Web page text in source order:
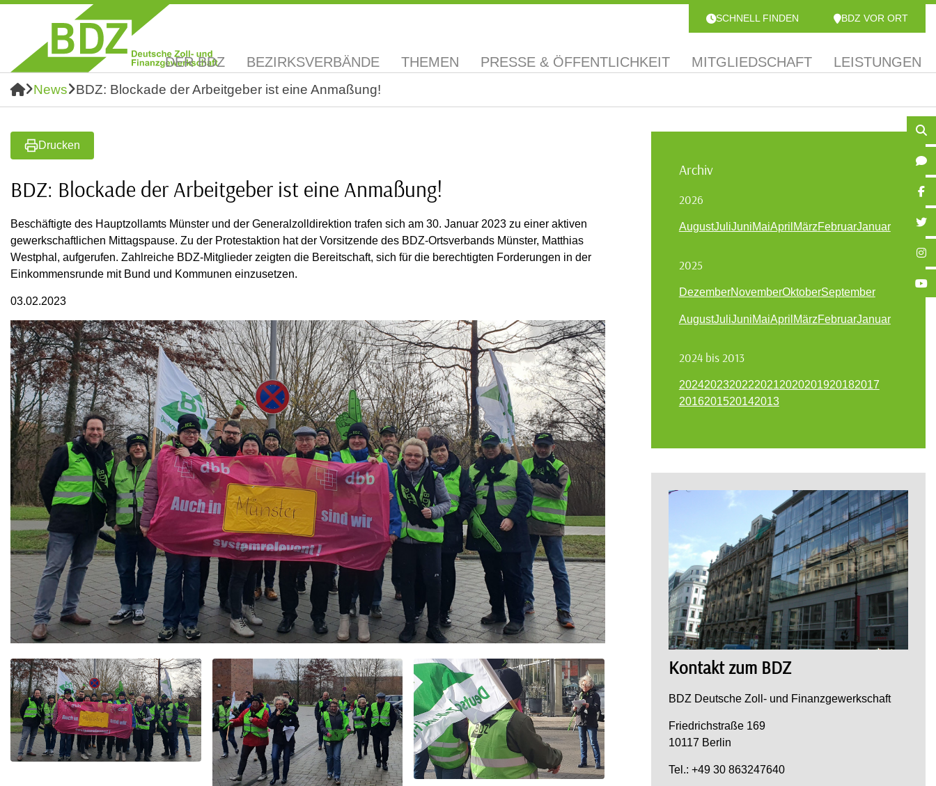
SCHNELL FINDEN BDZ VOR ORT
DER BDZ BEZIRKSVERBÄNDE THEMEN PRESSE & ÖFFENTLICHKEIT MITGLIEDSCHAFT LEISTUNGEN
News BDZ: Blockade der Arbeitgeber ist eine Anmaßung!
Drucken
BDZ: Blockade der Arbeitgeber ist eine Anmaßung!
Beschäftigte des Hauptzollamts Münster und der Generalzolldirektion trafen sich am 30. Januar 2023 zu einer aktiven
gewerkschaftlichen Mittagspause. Zu der Protestaktion hat der Vorsitzende des BDZ-Ortsverbands Münster, Matthias
Westphal, aufgerufen. Zahlreiche BDZ-Mitglieder zeigten die Bereitschaft, sich für die berechtigten Forderungen in der
Einkommensrunde mit Bund und Kommunen einzusetzen.
03.02.2023
Archiv
2026
AugustJuliJuniMaiApril MärzFebruarJanuar
2025
DezemberNovemberOktoberSeptember
AugustJuliJuniMaiApril MärzFebruarJanuar
2024 bis 2013
20242023202220212020201920182017
2016201520142013
Kontakt zum BDZ
BDZ Deutsche Zoll- und Finanzgewerkschaft
Friedrichstraße 169
10117 Berlin
Tel.: +49 30 863247640